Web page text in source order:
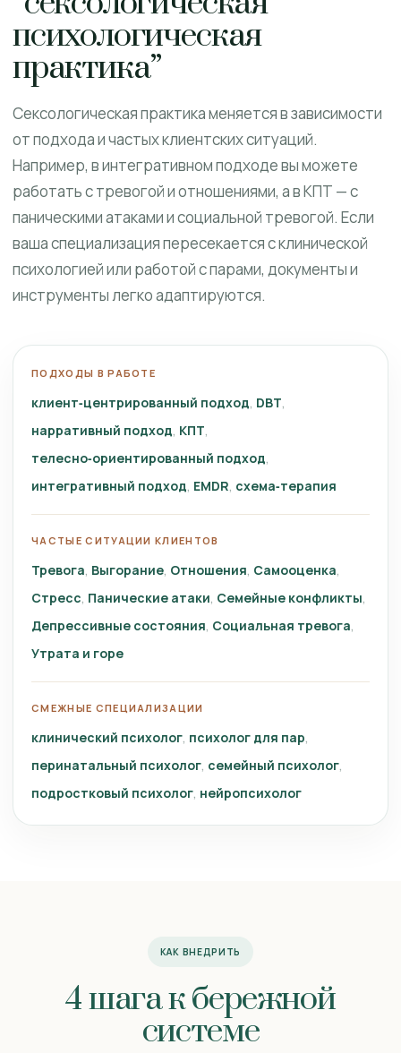
психологическая
практика”
Сексологическая практика меняется в зависимости
от подхода и частых клиентских ситуаций.
Например, в интегративном подходе вы можете
работать с тревогой и отношениями, а в КПТ — с
паническими атаками и социальной тревогой. Если
ваша специализация пересекается с клинической
психологией или работой с парами, документы и
инструменты легко адаптируются.
ПОДХОДЫ В РАБОТЕ
клиент‑центрированный подход DBT
нарративный подход КПТ
телесно‑ориентированный подход
интегративный подход EMDR схема‑терапия
ЧАСТЫЕ СИТУАЦИИ КЛИЕНТОВ
Тревога Выгорание Отношения Самооценка
Стресс Панические атаки Семейные конфликты
Депрессивные состояния Социальная тревога
Утрата и горе
СМЕЖНЫЕ СПЕЦИАЛИЗАЦИИ
клинический психолог психолог для пар
перинатальный психолог семейный психолог
подростковый психолог нейропсихолог
КАК ВНЕДРИТЬ
4 шага к бережной
системе